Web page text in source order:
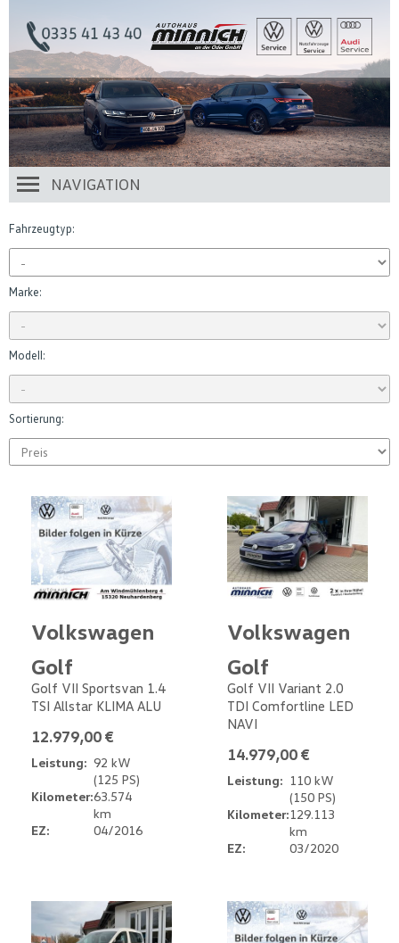
NAVIGATION
Fahrzeugtyp:
Marke:
Modell:
Sortierung:
Volkswagen
Golf
Golf VII Sportsvan 1.4
TSI Allstar KLIMA ALU
12.979,00 €
Leistung: 92 kW
(125 PS)
Kilometer:63.574
km
EZ:
04/2016
Volkswagen
Golf
Golf VII Variant 2.0
TDI Comfortline LED
NAVI
14.979,00 €
Leistung: 110 kW
(150 PS)
Kilometer:129.113
km
EZ:
03/2020